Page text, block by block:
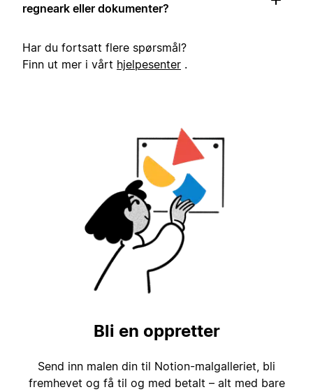
regneark eller dokumenter?
Har du fortsatt flere spørsmål?
Finn ut mer i vårt hjelpesenter .
Bli en oppretter
Send inn malen din til Notion-malgalleriet, bli
fremhevet og få til og med betalt – alt med bare